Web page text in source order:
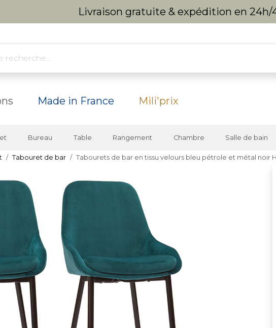
Livraison gratuite & expédition en 24h/
Made in France Mili'prix
Bureau Table Rangement Chambre Salle de bain
Tabouret de bar Tabourets de bar en tissu velours bleu pétrole et métal noir